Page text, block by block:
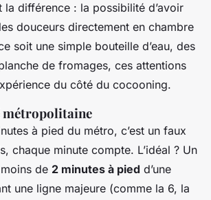
la différence : la possibilité d’avoir
douceurs directement en chambre
soit une simple bouteille d’eau, des
de fromages, ces attentions
du côté du cocooning.
métropolitaine
à pied du métro, c’est un faux
chaque minute compte. L’idéal ? Un
de 2 minutes à pied d’une
une ligne majeure (comme la 6, la